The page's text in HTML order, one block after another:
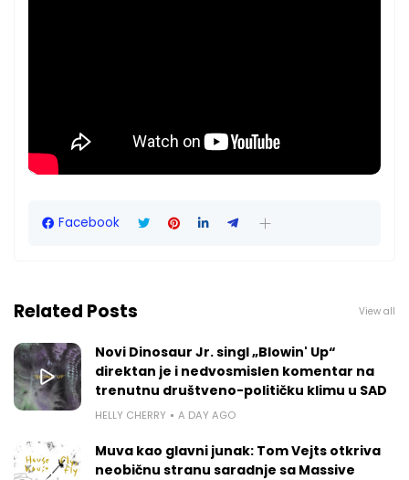
Facebook
Related Posts View all
Novi Dinosaur Jr. singl „Blowin' Up“
direktan je i nedvosmislen komentar na
trenutnu društveno-političku klimu u SAD
HELLY CHERRY A DAY AGO
Muva kao glavni junak: Tom Vejts otkriva
neobičnu stranu saradnje sa Massive